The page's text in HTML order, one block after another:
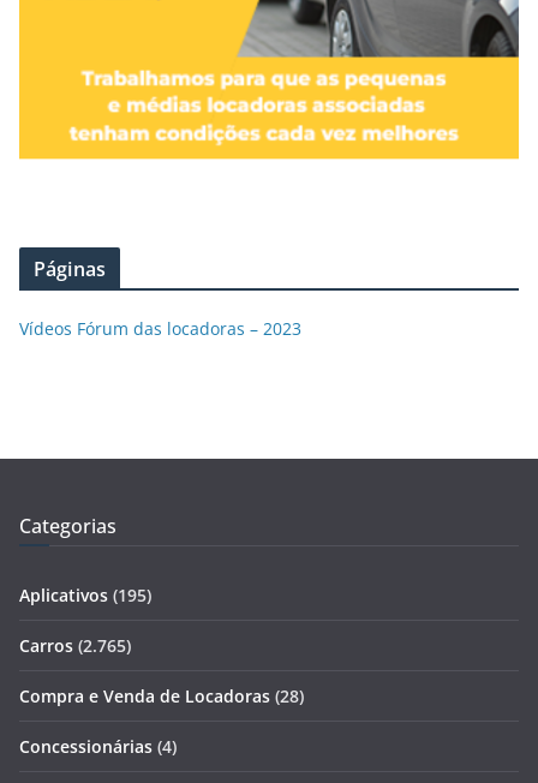
Páginas
Vídeos Fórum das locadoras – 2023
Categorias
Aplicativos (195)
Carros (2.765)
Compra e Venda de Locadoras (28)
Concessionárias (4)